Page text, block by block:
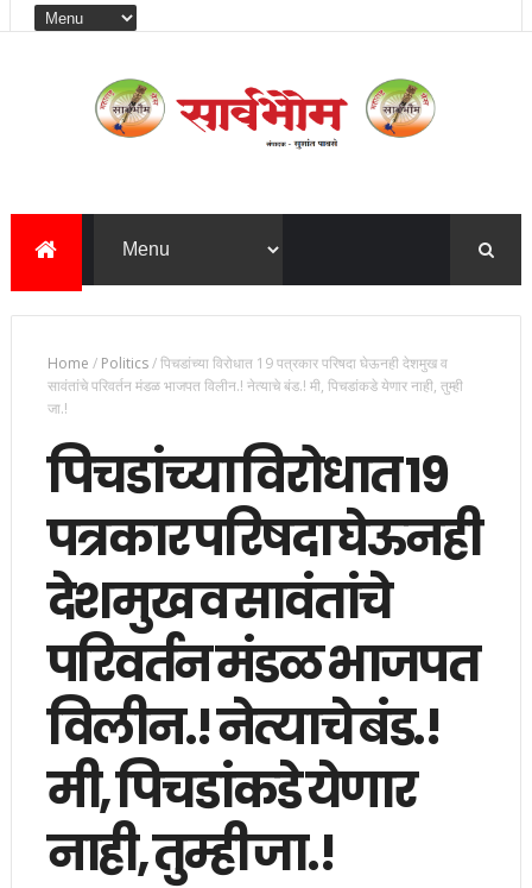
Home / Politics/पिचडांच्या विरोधात 19 पत्रकार परिषदा घेऊनही देशमुख व
सावंतांचे परिवर्तन मंडळ भाजपत विलीन.! नेत्याचे बंड.! मी, पिचडांकडे येणार नाही, तुम्ही
जा.!
पिचडांच्या विरोधात 19
पत्रकार परिषदा घेऊनही
देशमुख व सावंतांचे
परिवर्तन मंडळ भाजपत
विलीन.! नेत्याचे बंड.!
मी, पिचडांकडे येणार
नाही, तुम्ही जा.!